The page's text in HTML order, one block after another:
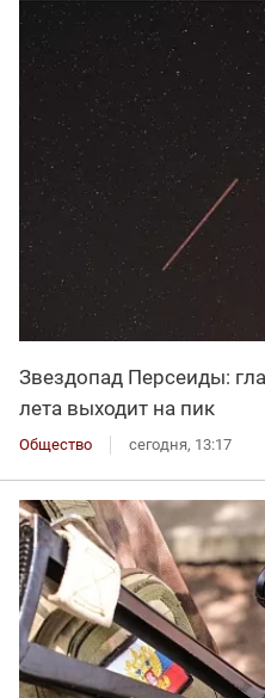
Звездопад Персеиды:
лета выходит на пик
Общество сегодня, 13:17